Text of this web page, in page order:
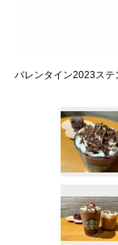
バレンタイン2023ステ